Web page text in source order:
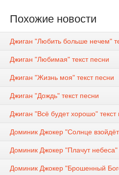
Похожие новости
Джиган "Любить больше нечем"
Джиган "Любимая" текст песни
Джиган "Жизнь моя" текст песни
Джиган "Дождь" текст песни
Джиган "Всё будет хорошо" текст
Доминик Джокер "Солнце
Доминик Джокер "Плачут небеса"
Доминик Джокер "Брошенный